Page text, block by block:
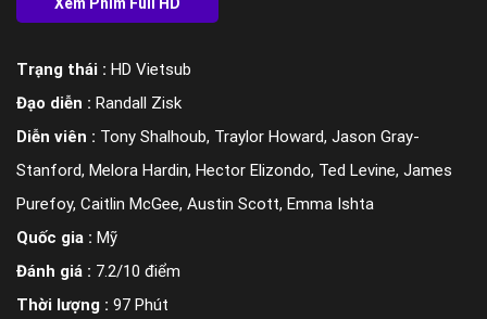
Trạng thái : HD Vietsub
Đạo diễn : Randall Zisk
Diễn viên : Tony Shalhoub, Traylor Howard, Jason Gray-
Stanford, Melora Hardin, Hector Elizondo, Ted Levine, James
Purefoy, Caitlin McGee, Austin Scott, Emma Ishta
Quốc gia : Mỹ
Đánh giá : 7.2/10 điểm
Thời lượng : 97 Phút